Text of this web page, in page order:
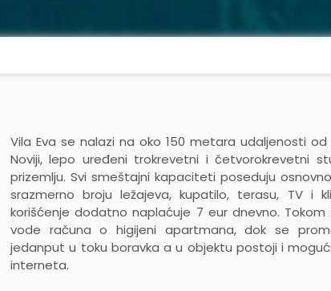
Vila Eva se nalazi na oko 150 metara udaljenosti od
Noviji, lepo uređeni trokrevetni i četvorokrevetni
prizemlju. Svi smeštajni kapaciteti poseduju
srazmerno broju ležajeva, kupatilo, terasu, TV i
korišćenje dodatno naplaćuje 7 eur dnevno.
vode računa o higijeni apartmana, dok se
jedanput u toku boravka a u objektu postoji i
interneta.